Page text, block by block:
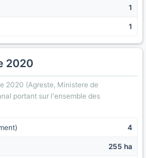
1
1
2020
2020 (Agreste, Ministere de
portant sur l'ensemble des
4
255 ha